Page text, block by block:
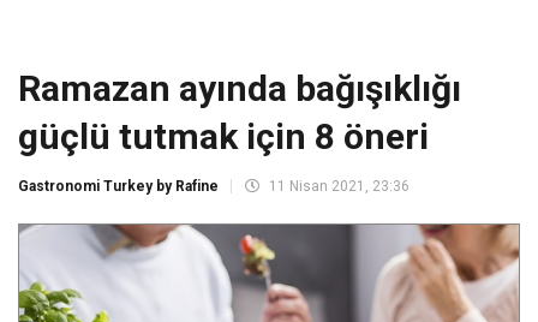
Ramazan ayında bağışıklığı
güçlü tutmak için 8 öneri
Gastronomi Turkey by Rafine 11 Nisan 2021, 23:36